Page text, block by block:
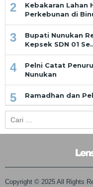
2
Kebakaran Lahan
Perkebunan di
3
Bupati Nunukan
Kepsek SDN 01
4
Pelni Catat
Nunukan
5 Ramadhan dan
untuk:
Copyright © 2025 All Rights